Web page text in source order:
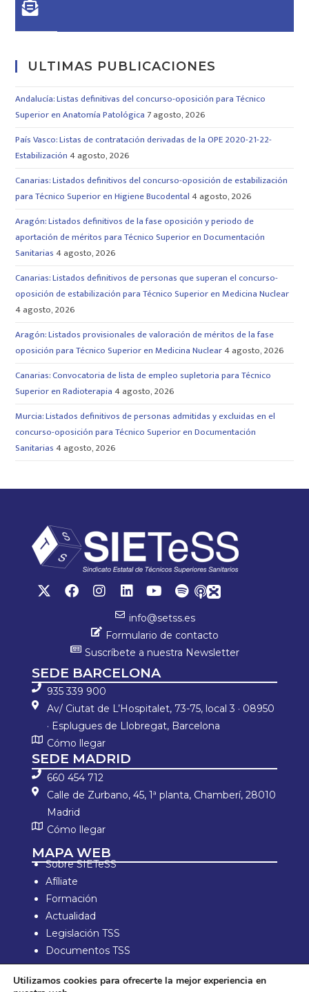
ULTIMAS PUBLICACIONES
Andalucía: Listas definitivas del concurso-oposición para Técnico
Superior en Anatomía Patológica 7 agosto, 2026
País Vasco: Listas de contratación derivadas de la OPE 2020-21-22-
Estabilización 4 agosto, 2026
Canarias: Listados definitivos del concurso-oposición de estabilización
para Técnico Superior en Higiene Bucodental 4 agosto, 2026
Aragón: Listados definitivos de la fase oposición y periodo de
aportación de méritos para Técnico Superior en Documentación
Sanitarias 4 agosto, 2026
Canarias: Listados definitivos de personas que superan el concurso-
oposición de estabilización para Técnico Superior en Medicina Nuclear
4 agosto, 2026
Aragón: Listados provisionales de valoración de méritos de la fase
oposición para Técnico Superior en Medicina Nuclear4 agosto, 2026
Canarias: Convocatoria de lista de empleo supletoria para Técnico
Superior en Radioterapia 4 agosto, 2026
Murcia: Listados definitivos de personas admitidas y excluidas en el
concurso-oposición para Técnico Superior en Documentación
Sanitarias 4 agosto, 2026
info@setss.es
Formulario de contacto
Suscríbete a nuestra Newsletter
SEDE BARCELONA
935 339 900
Av/ Ciutat de L’Hospitalet, 73-75, local 3 · 08950
· Esplugues de Llobregat, Barcelona
Cómo llegar
SEDE MADRID
660 454 712
Calle de Zurbano, 45, 1ª planta, Chamberí, 28010
Madrid
Cómo llegar
MAPA WEB
Sobre SIETeSS
Afíliate
Formación
Actualidad
Legislación TSS
Documentos TSS
Información laboral
Zona de Socios
Utilizamos cookies para ofrecerte la mejor experiencia en